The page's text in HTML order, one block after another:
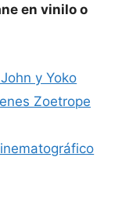
en vinilo o
y Yoko
Zoetrope